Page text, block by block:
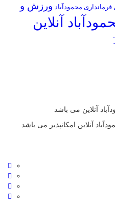
محمودآباد ورزش و
آنلاین
آنلاین می باشد
آنلاین امکانپذیر می باشد